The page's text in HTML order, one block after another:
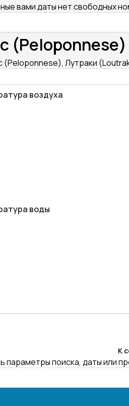
вами даты нет свободных
(Peloponnese), Лутраки
воздуха
воды
К
параметры поиска, даты или